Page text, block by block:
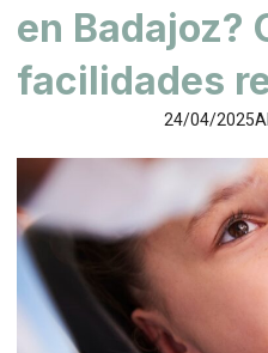
en Badajoz?
facilidades
24/04/2025